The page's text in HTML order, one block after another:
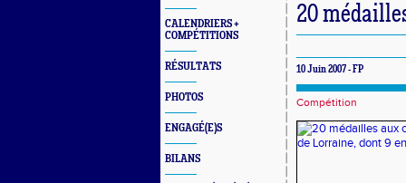
CALENDRIERS +
COMPÉTITIONS
RÉSULTATS
PHOTOS
ENGAGÉ(E)S
BILANS
20
10 Juin 2007 - FP
Compétition